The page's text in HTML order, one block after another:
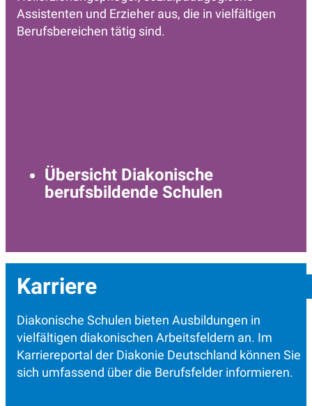
Übersicht Diakonische
berufsbildende Schulen
Assistenten und Erzieher aus, die in vielfältigen
Berufsbereichen tätig sind.
Karriere
Diakonische Schulen bieten Ausbildungen in
vielfältigen diakonischen Arbeitsfeldern an. Im
Karriereportal der Diakonie Deutschland können Sie
sich umfassend über die Berufsfelder informieren.